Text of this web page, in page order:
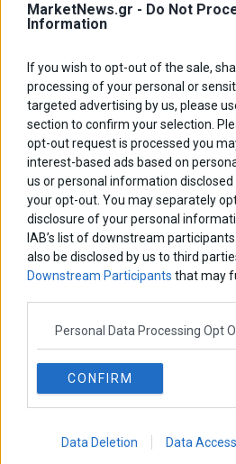
MarketNews.gr - Do Not
Information
If you wish to opt-out of the sale,
processing of your personal or
targeted advertising by us, please
section to confirm your selection.
opt-out request is processed you
interest-based ads based on
us or personal information
your opt-out. You may separately
disclosure of your personal
IAB’s list of downstream
also be disclosed by us to third
Downstream Participants that may
Personal Data Processing Opt
CONFIRM
Data Deletion Data Access
Σταματίνα Σταματάκου
Η βία κατά των ζώων δεν
Δημήτρης Καμπουράκης
Από την αποθέωση στην
ψάχνει τον επόμενο Μεσσία
Νικόλαος Φουρτζής
MIT Sloan: Οι AI-driven
μοντέλο
Στις 11/12 το πρώτο
marketnews